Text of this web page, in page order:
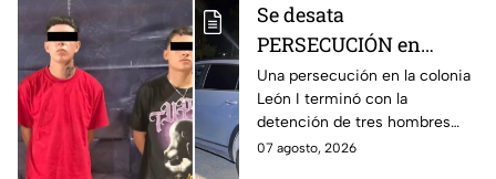
Se desata
PERSECUCIÓN en
colonia León I: Así
IDENTIFICARON y
DETUVIERON a tres
hombres, en León
Una persecución en la colonia
León I terminó con la
detención de tres hombres
que viajaban en una
07 agosto, 2026